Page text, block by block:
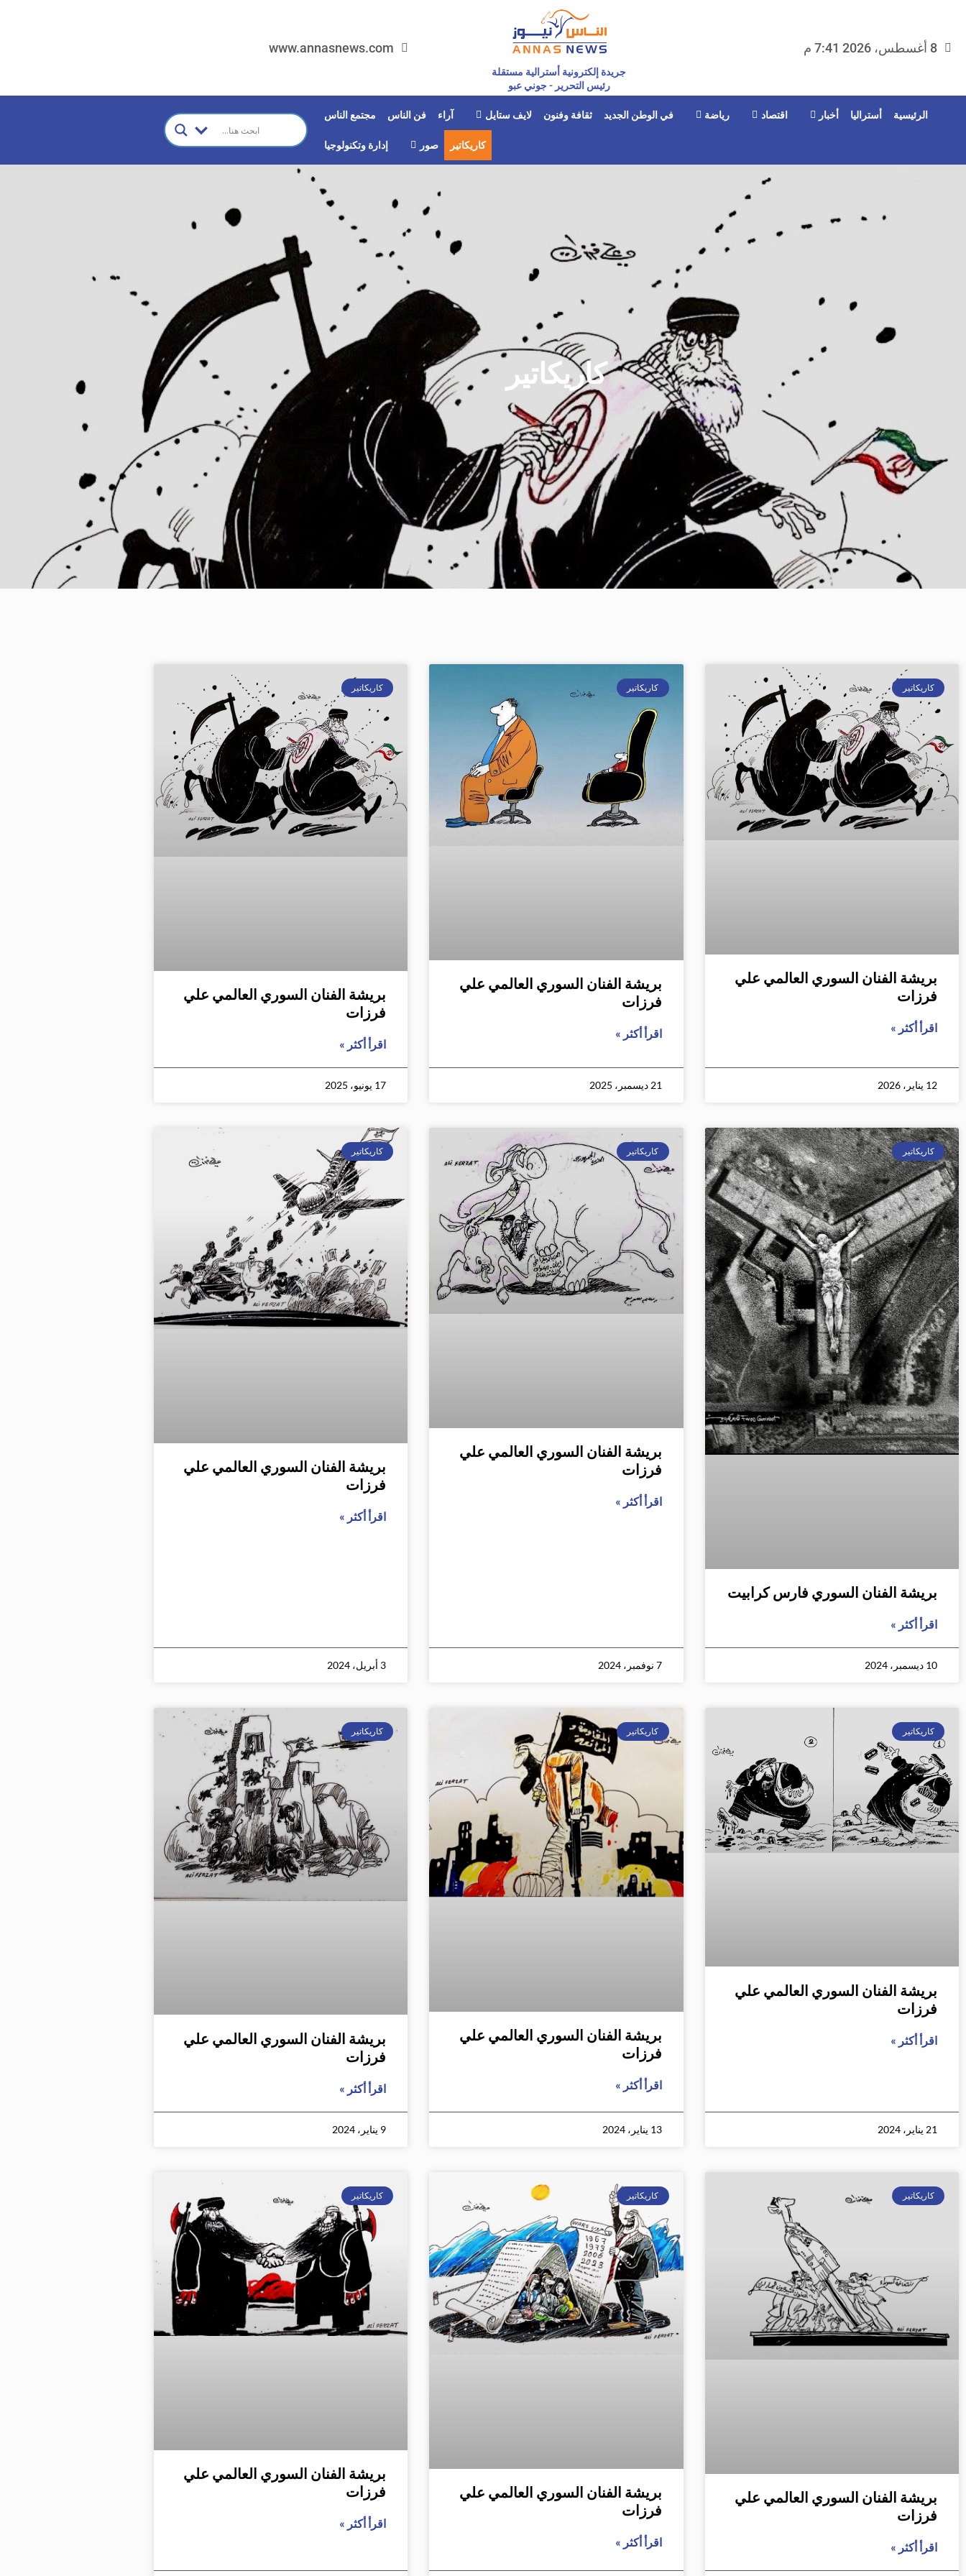
8 أغسطس، 2026 7:41 م
جريدة إلكترونية أسترالية مستقلة
رئيس التحرير - جوني عبو
www.annasnews.com
الرئيسية أستراليا أخبار اقتصاد رياضة في الوطن الجديد ثقافة وفنون لايف ستايل آراء فن الناس مجتمع الناس
كاريكاتير صور إدارة وتكنولوجيا
كاريكاتير
كاريكاتير
بريشة الفنان السوري العالمي علي
فرزات
اقرأ أكثر »
12 يناير، 2026
كاريكاتير
بريشة الفنان السوري العالمي علي
فرزات
اقرأ أكثر »
21 ديسمبر، 2025
كاريكاتير
بريشة الفنان السوري العالمي علي
فرزات
اقرأ أكثر »
17 يونيو، 2025
كاريكاتير
بريشة الفنان السوري فارس كرابيت
اقرأ أكثر »
10 ديسمبر، 2024
كاريكاتير
بريشة الفنان السوري العالمي علي
فرزات
اقرأ أكثر »
7 نوفمبر، 2024
كاريكاتير
بريشة الفنان السوري العالمي علي
فرزات
اقرأ أكثر »
3 أبريل، 2024
كاريكاتير
بريشة الفنان السوري العالمي علي
فرزات
اقرأ أكثر »
21 يناير، 2024
كاريكاتير
بريشة الفنان السوري العالمي علي
فرزات
اقرأ أكثر »
13 يناير، 2024
كاريكاتير
بريشة الفنان السوري العالمي علي
فرزات
اقرأ أكثر »
9 يناير، 2024
كاريكاتير
بريشة الفنان السوري العالمي علي
فرزات
اقرأ أكثر »
كاريكاتير
بريشة الفنان السوري العالمي علي
فرزات
اقرأ أكثر »
كاريكاتير
بريشة الفنان السوري العالمي علي
فرزات
اقرأ أكثر »